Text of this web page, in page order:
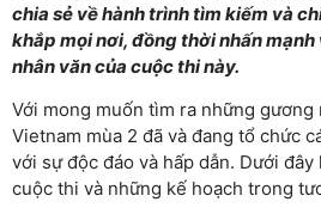
chia sẻ về hành trình tìm kiếm và
khắp mọi nơi, đồng thời nhấn
nhân văn của cuộc thi này.
Với mong muốn tìm ra những
Vietnam mùa 2 đã và đang tổ chức
với sự độc đáo và hấp dẫn. Dưới
cuộc thi và những kế hoạch trong